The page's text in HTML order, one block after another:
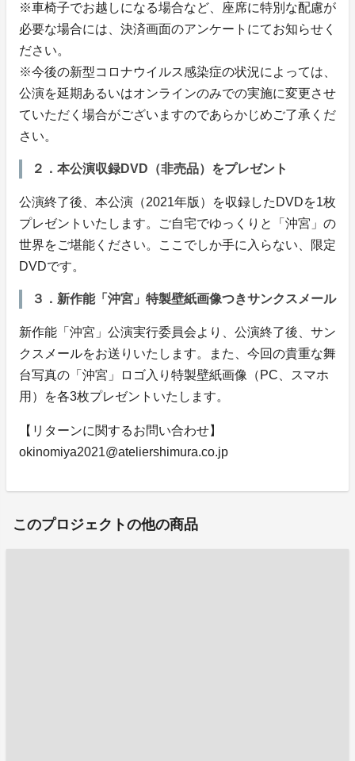
※車椅子でお越しになる場合など、座席に特別な配慮が
必要な場合には、決済画面のアンケートにてお知らせく
ださい。
※今後の新型コロナウイルス感染症の状況によっては、
公演を延期あるいはオンラインのみでの実施に変更させ
ていただく場合がございますのであらかじめご了承くだ
さい。
２．本公演収録DVD（非売品）をプレゼント
公演終了後、本公演（2021年版）を収録したDVDを1枚
プレゼントいたします。ご自宅でゆっくりと「沖宮」の
世界をご堪能ください。ここでしか手に入らない、限定
DVDです。
３．新作能「沖宮」特製壁紙画像つきサンクスメール
新作能「沖宮」公演実行委員会より、公演終了後、サン
クスメールをお送りいたします。また、今回の貴重な舞
台写真の「沖宮」ロゴ入り特製壁紙画像（PC、スマホ
用）を各3枚プレゼントいたします。
【リターンに関するお問い合わせ】
okinomiya2021@ateliershimura.co.jp
このプロジェクトの他の商品